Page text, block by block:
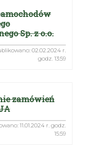
Sp. z o.o.
02.02.2024 r.
godz. 13:59
zamówień
11.01.2024 r. godz.
15:59